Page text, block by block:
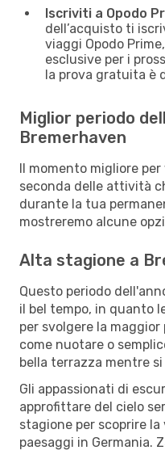
Iscriviti a Opodo
dell’acquisto ti
viaggi Opodo
esclusive per i
la prova gratuita è
Miglior periodo
Bremerhaven
Il momento migliore
seconda delle attività
durante la tua
mostreremo alcune
Alta stagione a
Questo periodo
il bel tempo, in quanto
per svolgere la
come nuotare o
bella terrazza mentre
Gli appassionati di
approfittare del cielo
stagione per scoprire
paesaggi in Germania.